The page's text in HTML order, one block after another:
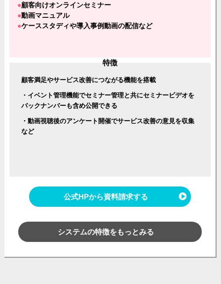
顧客向けオンラインセミナー
動画マニュアル
ケーススタディや導入事例動画の配信など
特徴
顧客満足やサービス改善につながる機能を搭載
・イベント管理機能でセミナー管理と共にセミナービデオを
バックナンバーも含め公開できる
・動画視聴後のアンケート開催でサービス改善の意見を収集
など
公式HPから資料請求する
システムの特徴をもっとみる